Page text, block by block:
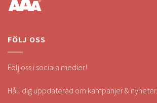
FÖLJ OSS
Följ oss i sociala medier!
Håll dig uppdaterad om kampanjer & nyheter.